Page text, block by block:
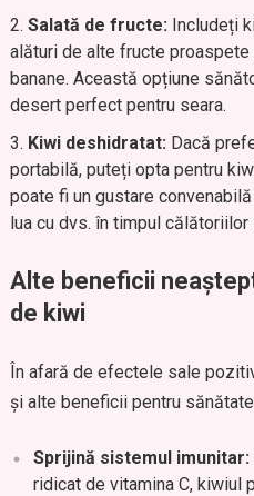
Salată de fructe: Includeți
alături de alte fructe
banane. Această opțiune
desert perfect pentru seara.
Kiwi deshidratat: Dacă
portabilă, puteți opta pentru
poate fi un gustare
lua cu dvs. în timpul călătoriilor
Alte beneficii
de kiwi
În afară de efectele sale
și alte beneficii pentru
Sprijină sistemul imunitar:
ridicat de vitamina C, kiwiul